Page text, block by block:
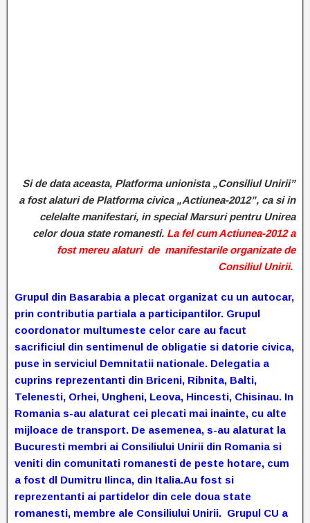
Side data aceasta, Platforma unionista „Consiliul Unirii”
a fost alaturi de Platforma civica „Actiunea-2012”, ca si in
celelalte manifestari, in special Marsuri pentru Unirea
celor doua state romanesti. La fel cum Actiunea-2012 a
fost mereu alaturi de manifestarile organizate de
Consiliul Unirii.
Grupul din Basarabia a plecat organizat cu un autocar,
prin contributia partiala a participantilor. Grupul
coordonator multumeste celor care au facut
sacrificiul din sentimenul de obligatie si datorie civica,
puse in serviciul Demnitatii nationale. Delegatia a
cuprins reprezentanti din Briceni, Ribnita, Balti,
Telenesti, Orhei, Ungheni, Leova, Hincesti, Chisinau. In
Romania s-au alaturat cei plecati mai inainte, cu alte
mijloace de transport. De asemenea, s-au alaturat la
Bucuresti membri ai Consiliului Unirii din Romania si
veniti din comunitati romanesti de peste hotare, cum
a fost dl Dumitru Ilinca, din Italia.Au fost si
reprezentanti ai partidelor din cele doua state
romanesti, membre ale Consiliului Unirii. Grupul CU a